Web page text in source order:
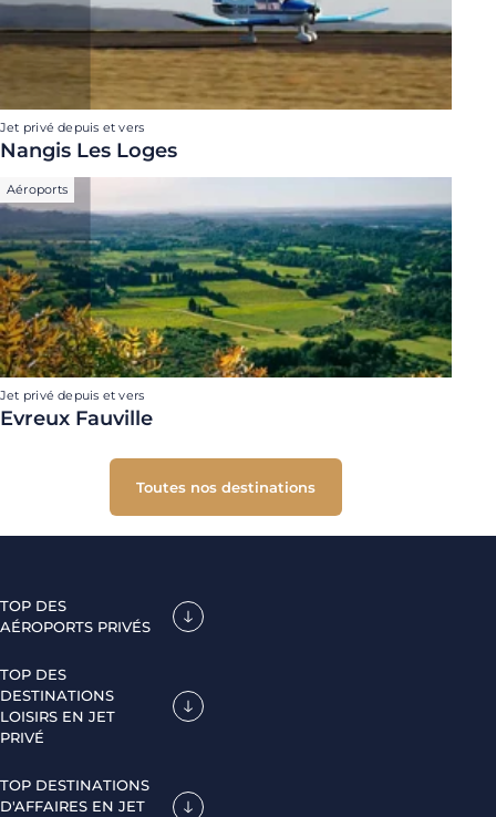
Jet privé depuis et vers
Nangis Les Loges
Aéroports
Jet privé depuis et vers
Evreux Fauville
Toutes nos destinations
TOP DES
AÉROPORTS PRIVÉS
TOP DES
DESTINATIONS
LOISIRS EN JET
PRIVÉ
TOP DESTINATIONS
D'AFFAIRES EN JET